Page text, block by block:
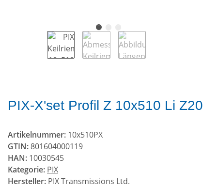
PIX-X'set Profil Z 10x510 Li Z20
Artikelnummer: 10x510PX
GTIN:801604000119
HAN: 10030545
Kategorie: PIX
Hersteller: PIX Transmissions Ltd.